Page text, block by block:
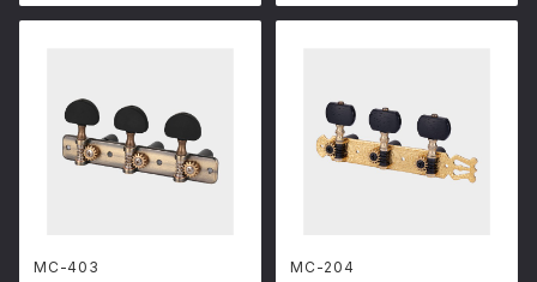
MC-403 MC-204